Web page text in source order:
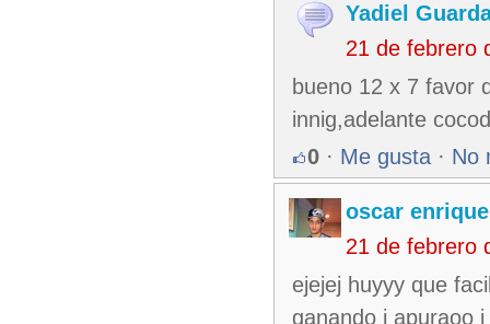
Yadiel
21 de febrero
bueno 12 x 7 favor
innig,adelante
0 · Me gusta · No
oscar enrique
21 de febrero
ejejej huyyy que
ganando i apuraoo